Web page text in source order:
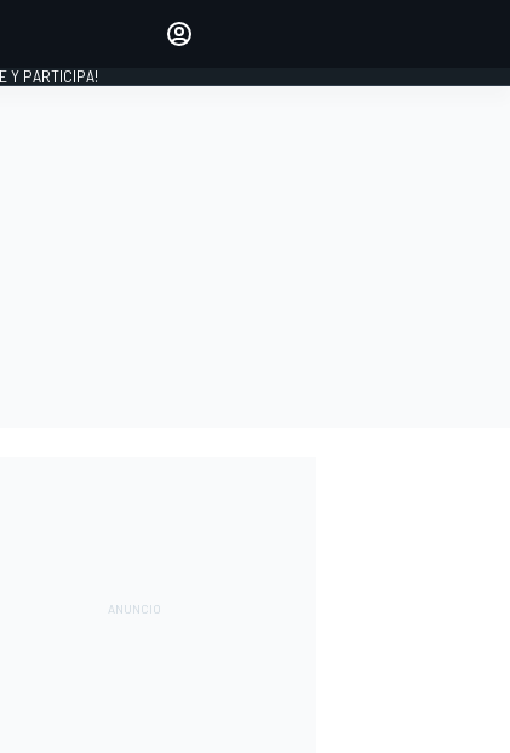
Y PARTICIPA!